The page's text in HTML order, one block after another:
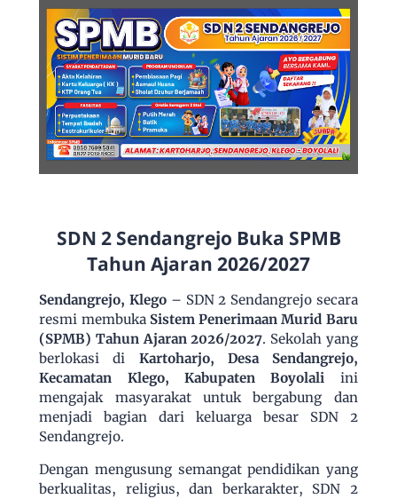
SDN 2 Sendangrejo Buka SPMB
Tahun Ajaran 2026/2027
Sendangrejo, Klego – SDN 2 Sendangrejo secara
resmi membuka Sistem Penerimaan Murid Baru
(SPMB) Tahun Ajaran 2026/2027. Sekolah yang
berlokasi di Kartoharjo, Desa Sendangrejo,
Kecamatan Klego, Kabupaten Boyolali ini
mengajak masyarakat untuk bergabung dan
menjadi bagian dari keluarga besar SDN 2
Sendangrejo.
Dengan mengusung semangat pendidikan yang
berkualitas, religius, dan berkarakter, SDN 2